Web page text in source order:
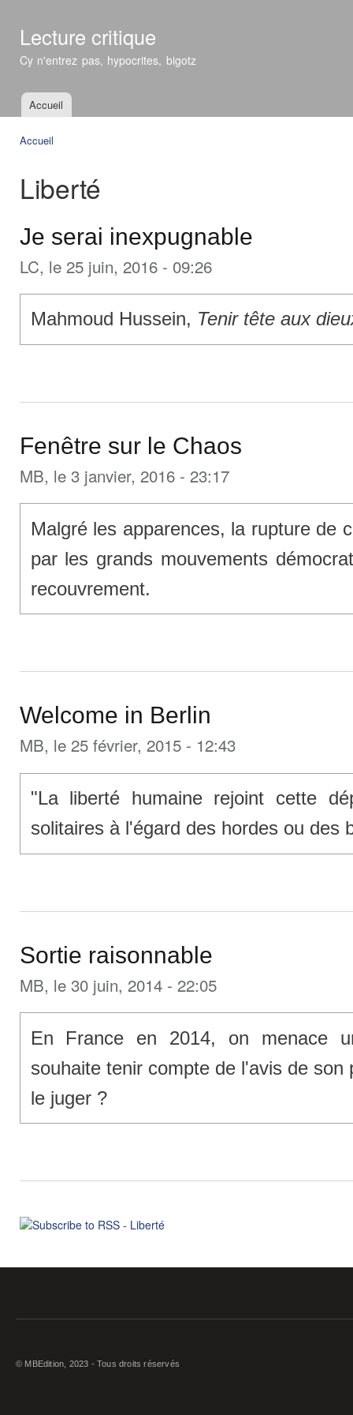
Lecture critique
Cy n'entrez pas, hypocrites, bigotz
Menu principal
Accueil
Accueil
Liberté
Je serai inexpugnable
LC, le 25 juin, 2016 - 09:26
Mahmoud Hussein, Tenir tête aux
Fenêtre sur le Chaos
MB, le 3 janvier, 2016 - 23:17
Malgré les apparences, la rupture de
par les grands mouvements
recouvrement.
Welcome in Berlin
MB, le 25 février, 2015 - 12:43
"La liberté humaine rejoint cette
solitaires à l'égard des hordes ou des
Sortie raisonnable
MB, le 30 juin, 2014 - 22:05
En France en 2014, on menace
souhaite tenir compte de l'avis de
le juger ?
© MBEdition, 2023 - Tous droits réservés